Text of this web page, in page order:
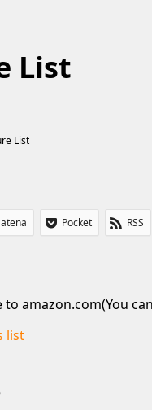
List
List
Pocket RSS
amazon.com(You
list